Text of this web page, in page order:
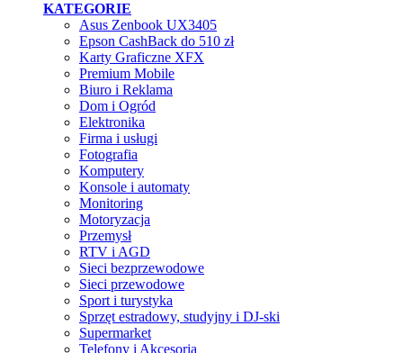
KATEGORIE
Asus Zenbook UX3405
Epson CashBack do 510 zł
Karty Graficzne XFX
Premium Mobile
Biuro i Reklama
Dom i Ogród
Elektronika
Firma i usługi
Fotografia
Komputery
Konsole i automaty
Monitoring
Motoryzacja
Przemysł
RTV i AGD
Sieci bezprzewodowe
Sieci przewodowe
Sport i turystyka
Sprzęt estradowy, studyjny i DJ-ski
Supermarket
Telefony i Akcesoria